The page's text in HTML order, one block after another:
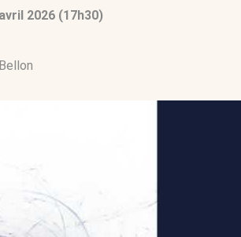
2026 (17h30)